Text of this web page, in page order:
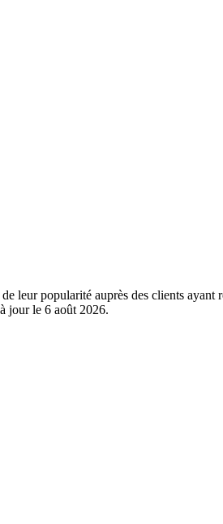
leur popularité auprès des clients
jour le 6 août 2026.